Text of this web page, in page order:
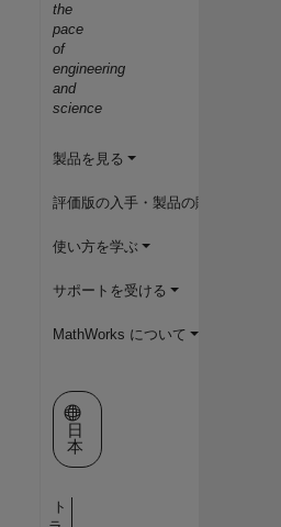
the
pace
of
engineering
and
science
製品を見る
評価版の入手・製品の購入
使い方を学ぶ
サポートを受ける
MathWorks について
Web サイトの選択
日
本
ト